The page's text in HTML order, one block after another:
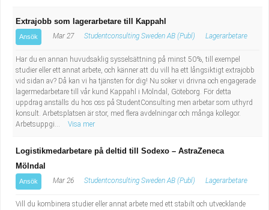
Extrajobb som lagerarbetare till Kappahl
Ansök Mar 27 Studentconsulting Sweden AB (Publ) Lagerarbetare
Har du en annan huvudsaklig sysselsättning på minst 50%, till exempel
studier eller ett annat arbete, och känner att du vill ha ett långsiktigt extrajobb
vid sidan av? Då kan vi ha tjänsten för dig! Nu söker vi drivna och engagerade
lagermedarbetare till vår kund Kappahl i Mölndal, Göteborg. För detta
uppdrag anställs du hos oss på StudentConsulting men arbetar som uthyrd
konsult. Arbetsplatsen är stor, med flera avdelningar och många kollegor.
Arbetsuppgi...
Visa mer
Logistikmedarbetare på deltid till Sodexo – AstraZeneca
Mölndal
Ansök Mar 26 Studentconsulting Sweden AB (Publ) Lagerarbetare
Vill du kombinera studier eller annat arbete med ett stabilt och utvecklande